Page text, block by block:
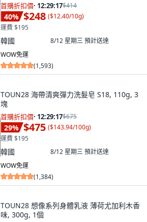
首購折扣價· 12:29:15$414
40% $248 ($12.40/10g)
運費 $195
韓國 8/12 星期三預計送達
WOW免運
(1,593)
TOUN28 海帶清爽彈力洗髮皂 S18, 110g, 3
塊
首購折扣價· 12:29:15$675
29% $475 ($143.94/100g)
運費 $195
韓國 8/12 星期三預計送達
WOW免運
(1,384)
TOUN28 想像系列身體乳液 薄荷尤加利木香
味, 300g, 1個